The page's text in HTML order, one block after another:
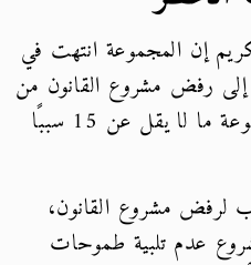
إن المجموعة انتهت في
إلى رفض مشروع القانون من
حيث المبدأ، وحددت المجموعة ما لا يقل عن 15 سببًا
لرفض مشروع القانون،
عدم تلبية طموحات